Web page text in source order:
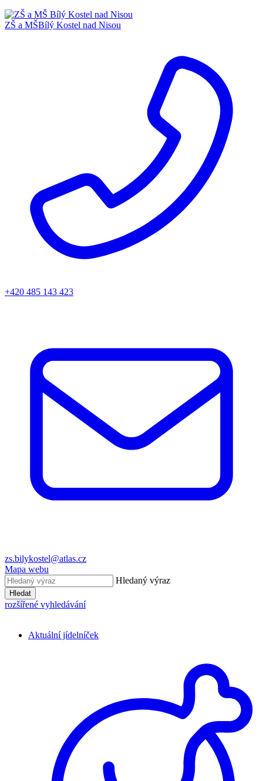
ZŠ a MŠBílý Kostel nad Nisou
+420 485 143 423
zs.bilykostel@atlas.cz
Mapa webu
Hledaný výraz
Hledat
rozšířené vyhledávání
Aktuální jídelníček